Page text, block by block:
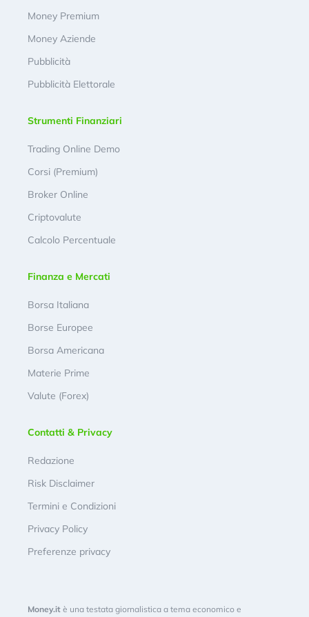
Money Premium
Money Aziende
Pubblicità
Pubblicità Elettorale
Strumenti Finanziari
Trading Online Demo
Corsi (Premium)
Broker Online
Criptovalute
Calcolo Percentuale
Finanza e Mercati
Borsa Italiana
Borse Europee
Borsa Americana
Materie Prime
Valute (Forex)
Contatti & Privacy
Redazione
Risk Disclaimer
Termini e Condizioni
Privacy Policy
Preferenze privacy
Money.it è una testata giornalistica a tema economico e